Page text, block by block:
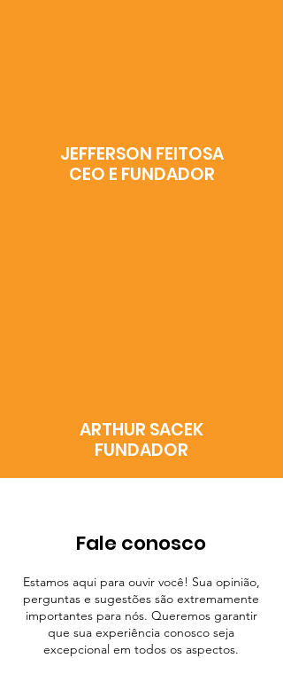
JEFFERSON FEITOSA
CEO E FUNDADOR
ARTHUR SACEK
FUNDADOR
Fale conosco
Estamos aqui para ouvir você! Sua opinião,
perguntas e sugestões são extremamente
importantes para nós. Queremos garantir
que sua experiência conosco seja
excepcional em todos os aspectos.